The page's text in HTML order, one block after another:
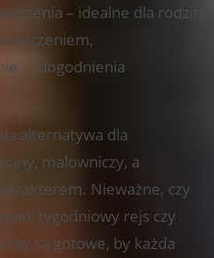
– idealne dla rodzin
i udogodnienia
alternatywa dla
malowniczy, a
Nieważne, czy
tygodniowy rejs czy
są gotowe, by każda